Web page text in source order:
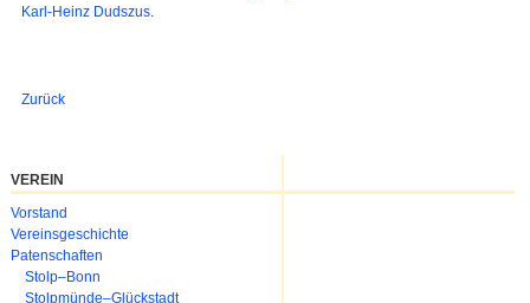
Karl-Heinz Dudszus.
Zurück
VEREIN
Navigation
überspringen
Vorstand
Vereinsgeschichte
Patenschaften
Stolp–Bonn
Stolpmünde–Glückstadt